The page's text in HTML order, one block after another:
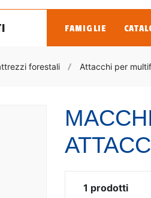
FAMIGLIE
forestali Attacchi per
1 prodotti